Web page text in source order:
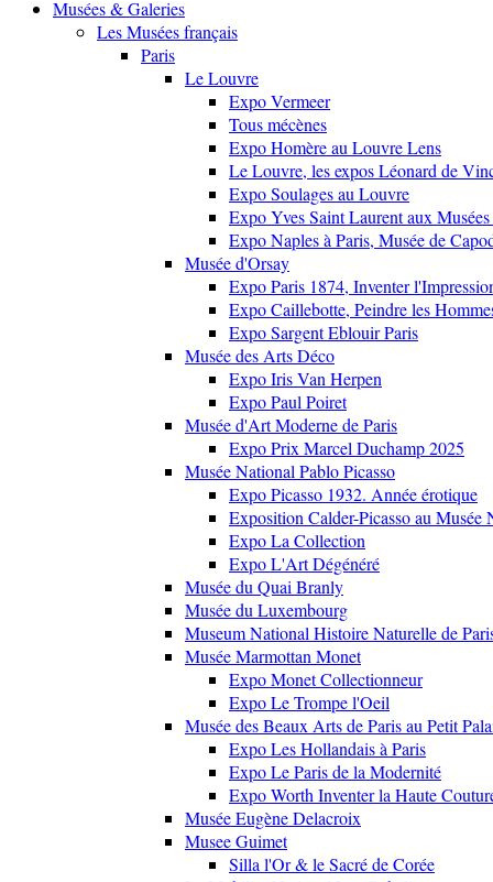
Musées & Galeries
Les Musées français
Paris
Le Louvre
Expo Vermeer
Tous mécènes
Expo Homère au Louvre Lens
Le Louvre, les expos Léonard de
Expo Soulages au Louvre
Expo Yves Saint Laurent aux
Expo Naples à Paris, Musée de
Musée d'Orsay
Expo Paris 1874, Inventer
Expo Caillebotte, Peindre les
Expo Sargent Eblouir Paris
Musée des Arts Déco
Expo Iris Van Herpen
Expo Paul Poiret
Musée d'Art Moderne de Paris
Expo Prix Marcel Duchamp 2025
Musée National Pablo Picasso
Expo Picasso 1932. Année érotique
Exposition Calder-Picasso au Musée
Expo La Collection
Expo L'Art Dégénéré
Musée du Quai Branly
Musée du Luxembourg
Museum National Histoire Naturelle de
Musée Marmottan Monet
Expo Monet Collectionneur
Expo Le Trompe l'Oeil
Musée des Beaux Arts de Paris au Petit
Expo Les Hollandais à Paris
Expo Le Paris de la Modernité
Expo Worth Inventer la Haute
Musée Eugène Delacroix
Musee Guimet
Silla l'Or & le Sacré de Corée